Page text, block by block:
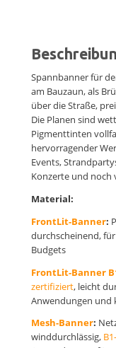
Spannbanner für
am Bauzaun, als
über die Straße,
Die Planen sind
Pigmenttinten
hervorragender
Events,
Konzerte und noch
Material:
FrontLit-Banner:
durchscheinend,
Budgets
FrontLit-Banner
zertifiziert, leicht
Anwendungen und
Mesh-Banner:
winddurchlässig,